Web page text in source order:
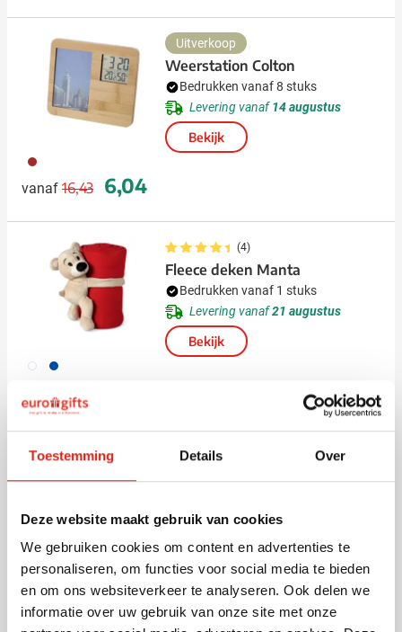
Toestemming Details Over
Deze website maakt gebruik van cookies
We gebruiken cookies om content en advertenties te
personaliseren, om functies voor social media te bieden
en om ons websiteverkeer te analyseren. Ook delen we
informatie over uw gebruik van onze site met onze
011
vanaf
Normale prijs
16,43
Speciale prijs
6,04
Uitverkoop
Weerstation Colton
Bedrukken vanaf 8 stuks
Levering vanaf14 augustus
Bekijk
002 005
vanaf
(4)
Fleece deken Manta
Bedrukken vanaf 1 stuks
Levering vanaf21 augustus
Bekijk
011
vanaf
Normale prijs
8,96
Speciale prijs
2,69
Geurkaars Eli
Bekijk